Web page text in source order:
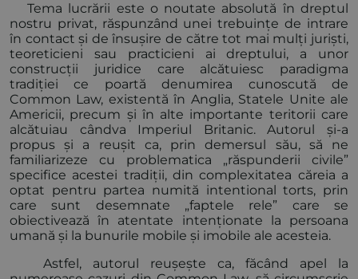
Tema lucrării este o noutate absolută în dreptul
nostru privat, răspunzând unei trebuințe de intrare
în contact și de însușire de către tot mai mulți juriști,
teoreticieni sau practicieni ai dreptului, a unor
construcții juridice care alcătuiesc paradigma
tradiției ce poartă denumirea cunoscută de
Common Law, existentă în Anglia, Statele Unite ale
Americii, precum și în alte importante teritorii care
alcătuiau cândva Imperiul Britanic. Autorul și-a
propus și a reușit ca, prin demersul său, să ne
familiarizeze cu problematica „răspunderii civile”
specifice acestei tradiții, din complexitatea căreia a
optat pentru partea numită intentional torts, prin
care sunt desemnate „faptele rele” care se
obiectivează în atentate intenționate la persoana
umană și la bunurile mobile și imobile ale acesteia.
Astfel, autorul reușește ca, făcând apel la